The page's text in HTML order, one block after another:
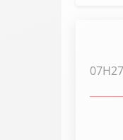
07H27